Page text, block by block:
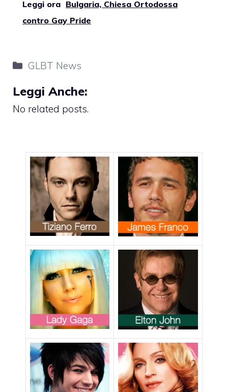
Leggi ora Bulgaria, Chiesa Ortodossa
contro Gay Pride
Categorie
GLBT News
Leggi Anche:
No related posts.